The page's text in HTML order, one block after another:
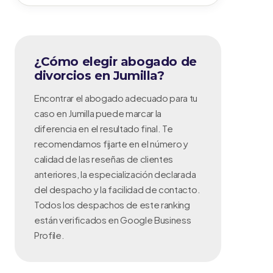
¿Cómo elegir abogado de
divorcios en Jumilla?
Encontrar el abogado adecuado para tu
caso en Jumilla puede marcar la
diferencia en el resultado final. Te
recomendamos fijarte en el número y
calidad de las reseñas de clientes
anteriores, la especialización declarada
del despacho y la facilidad de contacto.
Todos los despachos de este ranking
están verificados en Google Business
Profile.